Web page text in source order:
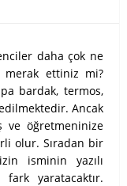
daha çok ne
ettiniz mi?
bardak, termos,
Ancak
ve öğretmeninize
olur. Sıradan bir
isminin yazılı
yaratacaktır.